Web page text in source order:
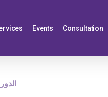
Events Consultation